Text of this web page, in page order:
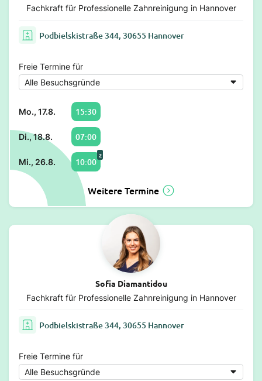
Fachkraft für Professionelle Zahnreinigung in Hannover
Podbielskistraße 344, 30655 Hannover
Freie Termine für
Mo., 17.8. 15:30
Di., 18.8. 07:00
Mi., 26.8. 10:00
2
Weitere Termine
Sofia Diamantidou
Fachkraft für Professionelle Zahnreinigung in Hannover
Podbielskistraße 344, 30655 Hannover
Freie Termine für